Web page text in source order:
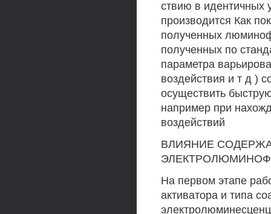
ствию в идентичных
производится Как
полученных
полученных по
параметра
воздействия и т д )
осуществить
например при
воздействий
ВЛИЯНИЕ
На первом этапе
активатора и типа